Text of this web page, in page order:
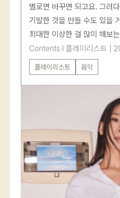
별로면 바꾸면 되고요. 그러
기발한 것을 만들 수도 있을
최대한 이상한 걸 많이 해보
Contents
플레이리스트
플레이리스트 음악